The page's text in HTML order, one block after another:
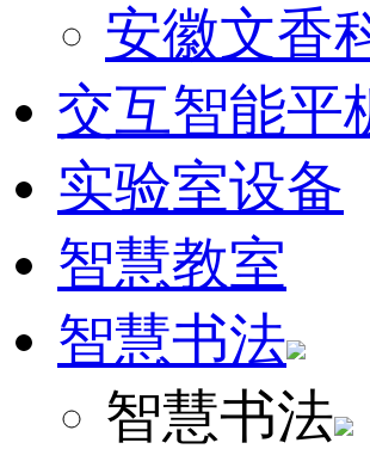
安徽文香
交互智能平
实验室设备
智慧教室
智慧书法
智慧书法